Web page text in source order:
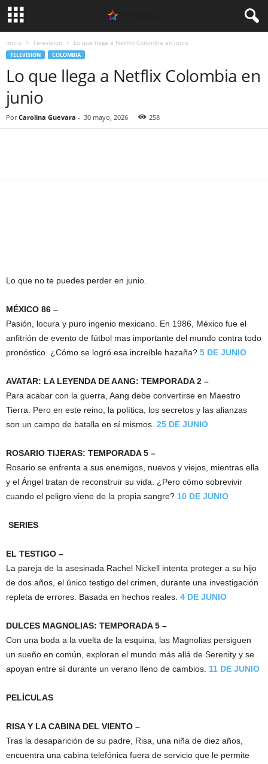
Inicio Television Lo que llega a Netflix Colombia en junio
TELEVISION COLOMBIA
Lo que llega a Netflix Colombia en
junio
Por Carolina Guevara - 30 mayo, 2026 258
Lo que no te puedes perder en junio.
MÉXICO 86 –
Pasión, locura y puro ingenio mexicano. En 1986, México fue el
anfitrión de evento de fútbol mas importante del mundo contra todo
pronóstico. ¿Cómo se logró esa increíble hazaña? 5 DE JUNIO
AVATAR: LA LEYENDA DE AANG: TEMPORADA 2 –
Para acabar con la guerra, Aang debe convertirse en Maestro
Tierra. Pero en este reino, la política, los secretos y las alianzas
son un campo de batalla en sí mismos. 25 DE JUNIO
ROSARIO TIJERAS: TEMPORADA 5 –
Rosario se enfrenta a sus enemigos, nuevos y viejos, mientras ella
y el Ángel tratan de reconstruir su vida. ¿Pero cómo sobrevivir
cuando el peligro viene de la propia sangre?​ 10 DE JUNIO
SERIES
EL TESTIGO –
La pareja de la asesinada Rachel Nickell intenta proteger a su hijo
de dos años, el único testigo del crimen, durante una investigación
repleta de errores. Basada en hechos reales. 4 DE JUNIO
DULCES MAGNOLIAS: TEMPORADA 5 –
Con una boda a la vuelta de la esquina, las Magnolias persiguen
un sueño en común, exploran el mundo más allá de Serenity y se
apoyan entre sí durante un verano lleno de cambios. 11 DE JUNIO
PELÍCULAS
RISA Y LA CABINA DEL VIENTO –
Tras la desaparición de su padre, Risa, una niña de diez años,
encuentra una cabina telefónica fuera de servicio que le permite